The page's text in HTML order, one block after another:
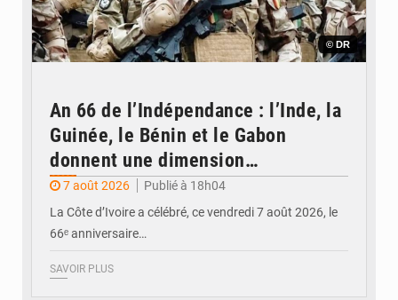
© DR
An 66 de l’Indépendance : l’Inde, la
Guinée, le Bénin et le Gabon
donnent une dimension
internationale au défilé de
Yopougon
7 août 2026
Publié à 18h04
La Côte d’Ivoire a célébré, ce vendredi 7 août 2026, le
66ᵉ anniversaire…
SAVOIR PLUS